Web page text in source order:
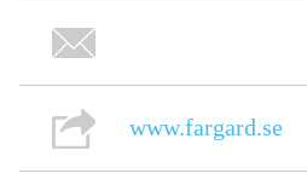
www.fargard.se